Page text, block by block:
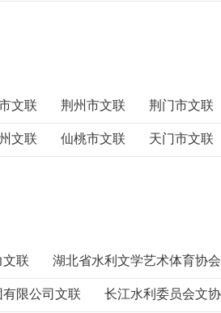
文联 荆州市文联 荆门市文联
文联 仙桃市文联 天门市文联
文联 湖北省水利文学艺术体育协会
限公司文联 长江水利委员会文协